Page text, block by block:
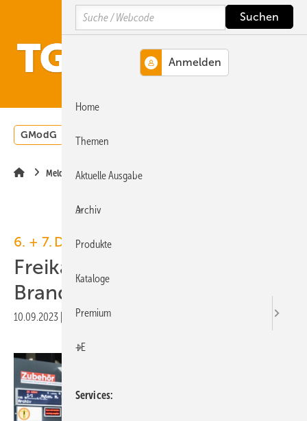
Hauptinhalt
Hauptmenü
SiteSearch
GModG Wärmepumpe
Meldungen
6. + 7. Dezember 2023, Köln
Freikarten für VdS-
BrandSchutzTage
10.09.2023 Druckvorschau
Search
Home
Themen
Aktuelle Ausgabe
Archiv
Produkte
Kataloge
Premium
+E
Services